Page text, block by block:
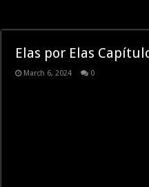
Elas por Elas
March 6, 2024 0